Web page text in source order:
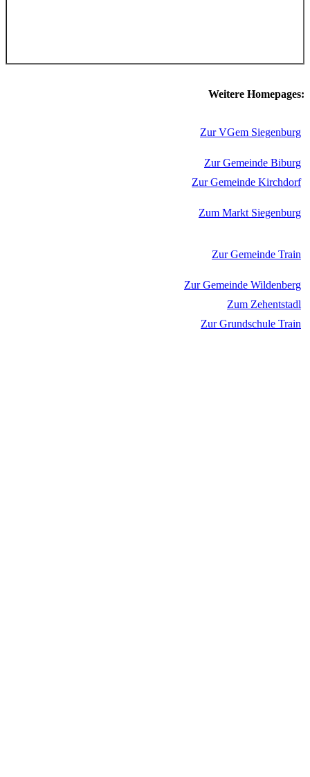
Weitere Homepages:
Zur VGem Siegenburg
Zur Gemeinde Biburg
Zur Gemeinde Kirchdorf
Zum Markt Siegenburg
Zur Gemeinde Train
Zur Gemeinde Wildenberg
Zum Zehentstadl
Zur Grundschule Train